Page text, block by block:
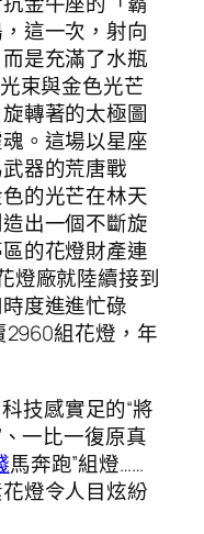
這一次，射向
是充滿了水瓶
束與金色光芒
轉著的太極圖
。這場以星座
器的荒唐戰
的光芒在林天
出一個不斷旋
的花燈財產連
燈廠就陸續接到
度進進忙碌
組花燈，年
技感實足的“將
一比一復原真
馬奔跑”組燈……
燈令人目炫紛